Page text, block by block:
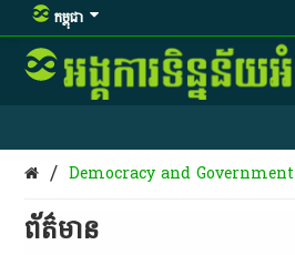
កម្ពុជា
/ Democracy and Government
ព័ត៌មាន​